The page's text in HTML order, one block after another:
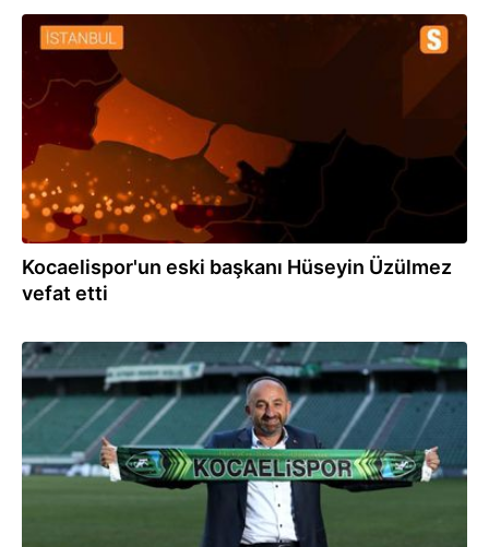
21.06.2021
Kocaelispor'un eski başkanı Hüseyin Üzülmez
vefat etti
20.06.2021